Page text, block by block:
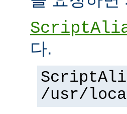
다.
/usr/